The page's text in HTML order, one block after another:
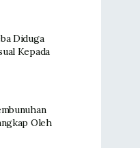
Diduga
Kepada
Oleh